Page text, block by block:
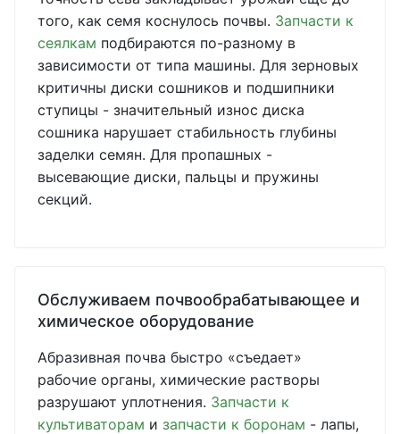
того, как семя коснулось почвы. Запчасти к
сеялкам подбираются по-разному в
зависимости от типа машины. Для зерновых
критичны диски сошников и подшипники
ступицы - значительный износ диска
сошника нарушает стабильность глубины
заделки семян. Для пропашных -
высевающие диски, пальцы и пружины
секций.
Обслуживаем почвообрабатывающее и
химическое оборудование
Абразивная почва быстро «съедает»
рабочие органы, химические растворы
разрушают уплотнения. Запчасти к
культиваторам и запчасти к боронам - лапы,